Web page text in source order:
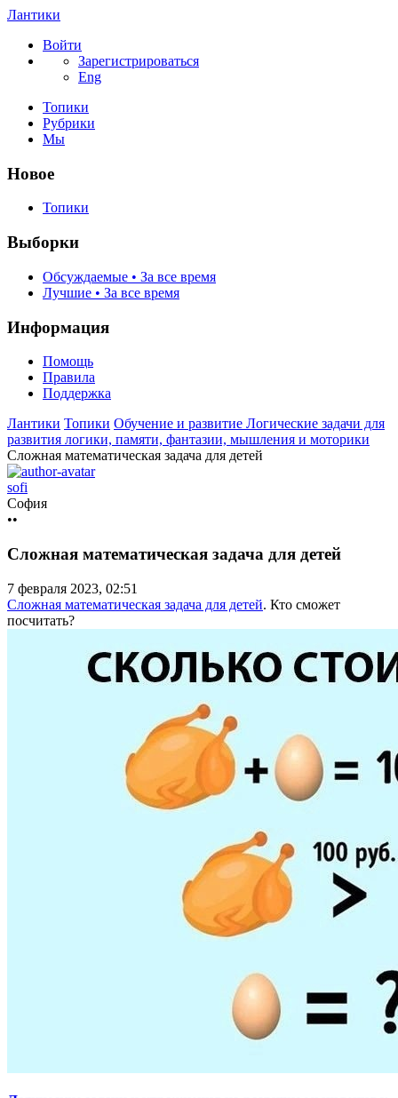
Лантики
Войти
Зарегистрироваться
Eng
Топики
Рубрики
Мы
Новое
Топики
Выборки
Обсуждаемые • За все время
Лучшие • За все время
Информация
Помощь
Правила
Поддержка
Лантики Топики Обучение и развитие Логические задачи для
развития логики, памяти, фантазии, мышления и моторики
Сложная математическая задача для детей
sofi
София
••
Сложная математическая задача для детей
7 февраля 2023, 02:51
Сложная математическая задача для детей. Кто сможет
посчитать?